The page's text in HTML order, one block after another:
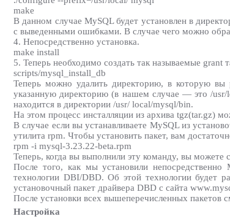
make
В данном случае MySQL будет установлен в
с выведенными ошибками. В случае чего можно
4. Непосредственно установка.
make install
5. Теперь необходимо создать так называемые
scripts/mysql_install_db
Теперь можно удалить директорию, в которую вы
указанную директорию (в нашем случае — это /
находится в директории /usr/ local/mysql/bin.
На этом процесс инсталляции из архива tgz(tar.gz)
В случае если вы устанавливаете MySQL из
утилита rpm. Чтобы установить пакет, вам
rpm -i mysql-3.23.22-beta.rpm
Теперь, когда вы выполнили эту команду, вы можете
После того, как мы установили
технологии DBI/DBD. Об этой технологии будет
установочный пакет драйвера DBD с сайта
После установки всех вышеперечисленных пакетов
Настройка